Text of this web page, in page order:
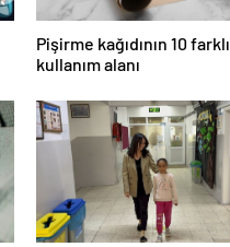
Pişirme kağıdının 10 farklı
kullanım alanı